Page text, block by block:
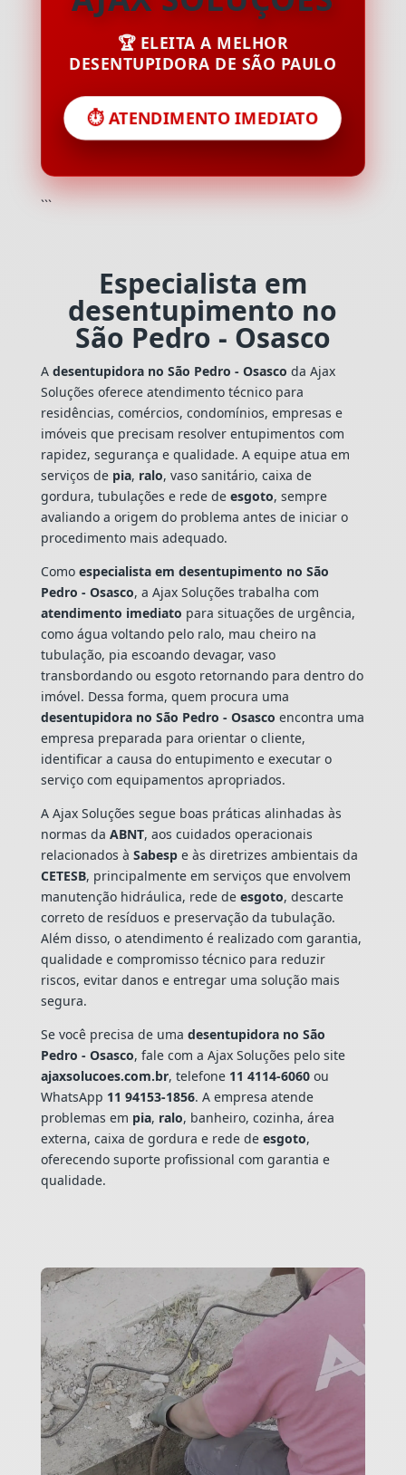
🏆 ELEITA A MELHOR
DESENTUPIDORA DE SÃO PAULO
⏱️ ATENDIMENTO IMEDIATO
```
Especialista em
desentupimento no
São Pedro - Osasco
A desentupidora no São Pedro - Osasco da Ajax
Soluções oferece atendimento técnico para
residências, comércios, condomínios, empresas e
imóveis que precisam resolver entupimentos com
rapidez, segurança e qualidade. A equipe atua em
serviços de pia, ralo, vaso sanitário, caixa de
gordura, tubulações e rede de esgoto, sempre
avaliando a origem do problema antes de iniciar o
procedimento mais adequado.
Como especialista em desentupimento no São
Pedro - Osasco, a Ajax Soluções trabalha com
atendimento imediato para situações de urgência,
como água voltando pelo ralo, mau cheiro na
tubulação, pia escoando devagar, vaso
transbordando ou esgoto retornando para dentro do
imóvel. Dessa forma, quem procura uma
desentupidora no São Pedro - Osasco encontra uma
empresa preparada para orientar o cliente,
identificar a causa do entupimento e executar o
serviço com equipamentos apropriados.
A Ajax Soluções segue boas práticas alinhadas às
normas da ABNT, aos cuidados operacionais
relacionados à Sabespe às diretrizes ambientais da
CETESB, principalmente em serviços que envolvem
manutenção hidráulica, rede de esgoto, descarte
correto de resíduos e preservação da tubulação.
Além disso, o atendimento é realizado com garantia,
qualidade e compromisso técnico para reduzir
riscos, evitar danos e entregar uma solução mais
segura.
Se você precisa de uma desentupidora no São
Pedro - Osasco, fale com a Ajax Soluções pelo site
ajaxsolucoes.com.br, telefone 11 4114-6060ou
WhatsApp 11 94153-1856. A empresa atende
problemas em pia, ralo, banheiro, cozinha, área
externa, caixa de gordura e rede de esgoto,
oferecendo suporte profissional com garantia e
qualidade.